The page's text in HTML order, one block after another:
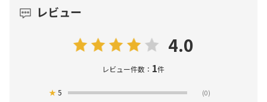
レビュー
4.0
レビュー件数： 1件
★5 (0)